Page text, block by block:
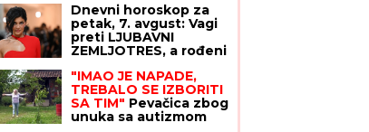
Dnevni horoskop za
petak, 7. avgust: Vagi
preti LJUBAVNI
ZEMLJOTRES, a rođeni
rizikuju na poslu
"IMAO JE NAPADE,
TREBALO SE IZBORITI
SA TIM" Pevačica zbog
unuka sa autizmom